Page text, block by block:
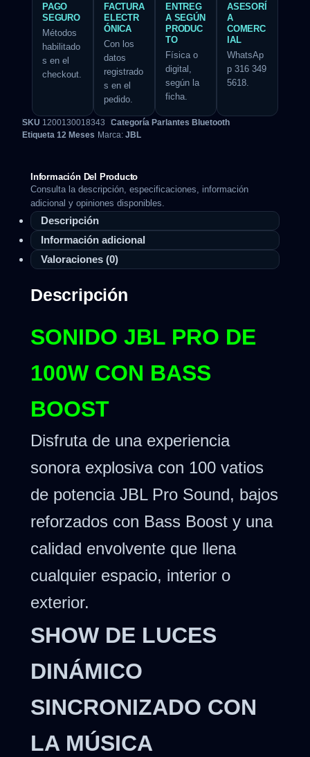
PAGO
SEGURO
Métodos
habilitado
s en el
checkout.
FACTURA
ELECTR
ÓNICA
Con los
datos
registrado
s en el
pedido.
ENTREG
A SEGÚN
PRODUC
TO
Física o
digital,
según la
ficha.
ASESORÍ
A
COMERC
IAL
WhatsAp
p 316 349
5618.
SKU 1200130018343 Categoría Parlantes Bluetooth
Etiqueta 12 Meses Marca: JBL
Información Del Producto
Consulta la descripción, especificaciones, información
adicional y opiniones disponibles.
Descripción
Información adicional
Valoraciones (0)
Descripción
SONIDO JBL PRO DE
100W CON BASS
BOOST
Disfruta de una experiencia
sonora explosiva con 100 vatios
de potencia JBL Pro Sound, bajos
reforzados con Bass Boost y una
calidad envolvente que llena
cualquier espacio, interior o
exterior.
SHOW DE LUCES
DINÁMICO
SINCRONIZADO CON
LA MÚSICA